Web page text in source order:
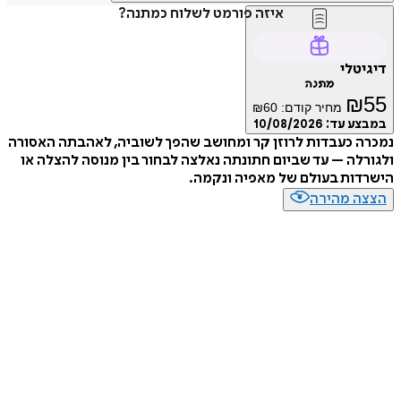
איזה פורמט לשלוח כמתנה?
₪ מחיר קודם: ₪60
עד:10/08/2026
כעבדות לרוזן קר ומחושב שהפך לשוביה, לאהבתה האסורה
– עד שביום חתונתה נאלצה לבחור בין מנוסה להצלה או
בעולם של מאפיה ונקמה.
מהירה